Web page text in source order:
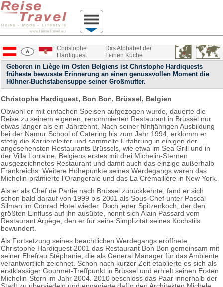
Christophe
Hardiquest
Das Alphabet der
Feinen Küche
Geboren in Liège im Osten Belgiens ist Christophe Hardiquests
früheste bewusste Erinnerung an einen genussvollen Moment die
Hühner-Buchstabensuppe seiner Großmutter.
Christophe Hardiquest, Bon Bon, Brüssel, Belgien
Obwohl er mit einfachen Speisen aufgezogen wurde, dauerte die
Reise zu seinem eigenen, renommierten Restaurant in Brüssel nur
etwas länger als ein Jahrzehnt. Nach seiner fünfjährigen Ausbildung
bei der Namur School of Catering bis zum Jahr 1994, erklomm er
stetig die Karriereleiter und sammelte Erfahrung in einigen der
angesehensten Restaurants Brüssels, wie etwa im Sea Grill und in
der Villa Lorraine, Belgiens erstes mit drei Michelin-Sternen
ausgezeichnetes Restaurant und damit auch das einzige außerhalb
Frankreichs. Weitere Höhepunkte seines Werdegangs waren das
Michelin-prämierte l’Orangeraie und das La Crémaillère in New York.
Als er als Chef de Partie nach Brüssel zurückkehrte, fand er sich
schon bald darauf von 1999 bis 2001 als Sous-Chef unter Pascal
Silman im Conrad Hotel wieder. Doch jener Spitzenkoch, der den
größten Einfluss auf ihn ausübte, nennt sich Alain Passard vom
Restaurant Arpège, den er für seine Simplizität seines Kochstils
bewundert.
Als Fortsetzung seines beachtlichen Werdegangs eröffnete
Christophe Hardiquest 2001 das Restaurant Bon Bon gemeinsam mit
seiner Ehefrau Stéphanie, die als General Manager für das Ambiente
verantwortlich zeichnet. Schon nach kurzer Zeit etablierte es sich als
erstklassiger Gourmet-Treffpunkt in Brüssel und erhielt seinen Ersten
Michelin-Stern im Jahr 2004. 2010 beschloss das Paar innerhalb der